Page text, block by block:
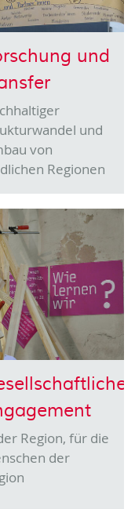
und
und
von
Regionen
Region, für die
der